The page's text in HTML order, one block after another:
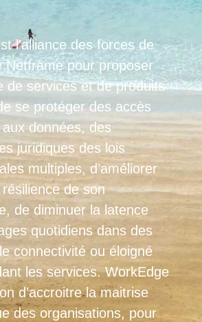
l’alliance des forces de
Netframe pour proposer
de services et de produits
se protéger des accès
données, des
juridiques des lois
multiples, d’améliorer
résilience de son
de diminuer la latence
quotidiens dans des
connectivité ou éloigné
les services. WorkEdge
d’accroitre la maitrise
des organisations, pour